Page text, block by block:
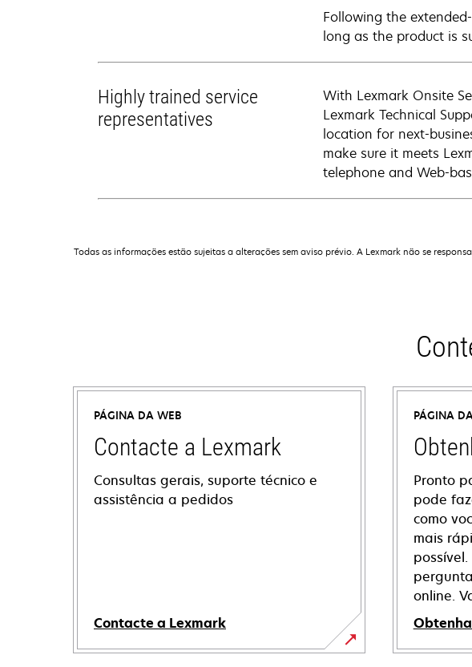
Following the
long as the product is
Highly trained service
representatives
With Lexmark Onsite
Lexmark Technical
location for next-
make sure it meets
telephone and Web-
Todas as informações estão sujeitas a alterações sem aviso prévio. A Lexmark não se
PÁGINA DA WEB
Contacte a Lexmark
Consultas gerais, suporte técnico e
assistência a pedidos
Contacte a Lexmark
PÁGINA
Pronto
pode
como
mais
online.
abre